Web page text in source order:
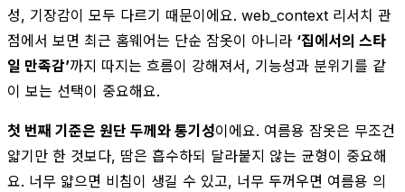
성, 기장감이 모두 다르기 때문이에요. web_context 리서치 관
점에서 보면 최근 홈웨어는 단순 잠옷이 아니라 ‘집에서의 스타
일 만족감’까지 따지는 흐름이 강해져서, 기능성과 분위기를 같
이 보는 선택이 중요해요.
첫 번째 기준은 원단 두께와 통기성이에요. 여름용 잠옷은 무조건
얇기만 한 것보다, 땀은 흡수하되 달라붙지 않는 균형이 중요해
요. 너무 얇으면 비침이 생길 수 있고, 너무 두꺼우면 여름용 의